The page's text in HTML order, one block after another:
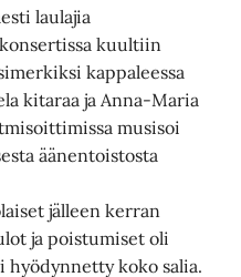
laulajia
kuultiin
kappaleessa
kitaraa ja Anna-Maria
musisoi
äänentoistosta
jälleen kerran
ja poistumiset oli
hyödynnetty koko salia.